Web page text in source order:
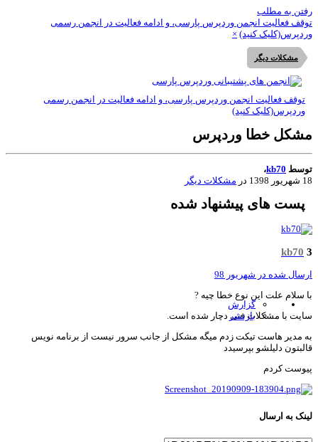
به مطلب
فعالیت انجمن وردپرس پارسی، و ادامه فعالیت در انجمن رسمی
کنید) ×
مشکلات دیگر
توقف فعالیت انجمن وردپرس پارسی، و ادامه فعالیت در انجمن رسمی
وردپرس(کلیک کنید)
خطا وردپرس
kb70،
در مشکلات دیگر
پست های پیشنهاد شده
kb70
شده در شهریور 98
گزارش
بازنشر
سلام علت این نوع خطا چیه ?
با مشکلات فنی دچار شده است.
مدیر هاست تیکت زدم میگه مشکل از جانب سرور نیست از برنامه نویس
دلیلشو بپرسیدد
کردم
به ارسال